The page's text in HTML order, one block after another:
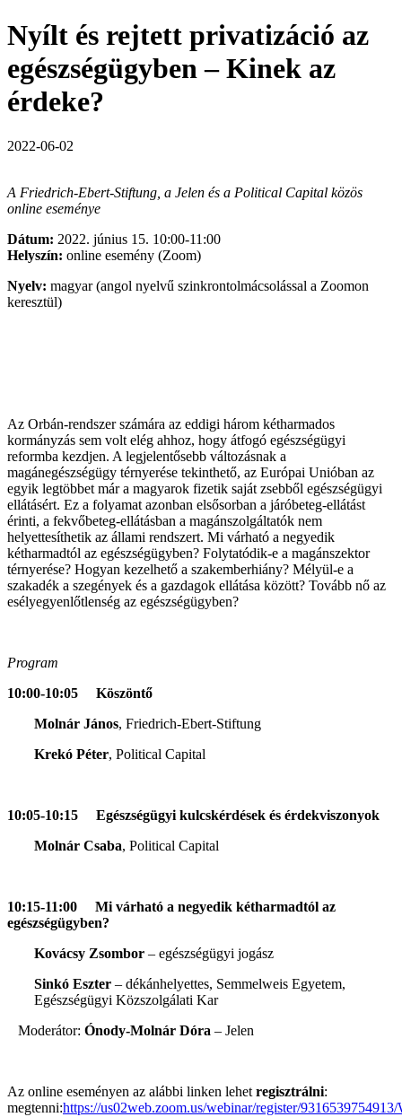
Nyílt és rejtett privatizáció az
egészségügyben – Kinek az
érdeke?
2022-06-02
A Friedrich-Ebert-Stiftung, a Jelen és a Political Capital közös
online eseménye
Dátum: 2022. június 15. 10:00-11:00
Helyszín: online esemény (Zoom)
Nyelv: magyar (angol nyelvű szinkrontolmácsolással a Zoomon
keresztül)
Az Orbán-rendszer számára az eddigi három kétharmados
kormányzás sem volt elég ahhoz, hogy átfogó egészségügyi
reformba kezdjen. A legjelentősebb változásnak a
magánegészségügy térnyerése tekinthető, az Európai Unióban az
egyik legtöbbet már a magyarok fizetik saját zsebből egészségügyi
ellátásért. Ez a folyamat azonban elsősorban a járóbeteg-ellátást
érinti, a fekvőbeteg-ellátásban a magánszolgáltatók nem
helyettesíthetik az állami rendszert. Mi várható a negyedik
kétharmadtól az egészségügyben? Folytatódik-e a magánszektor
térnyerése? Hogyan kezelhető a szakemberhiány? Mélyül-e a
szakadék a szegények és a gazdagok ellátása között? Tovább nő az
esélyegyenlőtlenség az egészségügyben?
Program
10:00-10:05 Köszöntő
Molnár János, Friedrich-Ebert-Stiftung
Krekó Péter, Political Capital
10:05-10:15 Egészségügyi kulcskérdések és érdekviszonyok
Molnár Csaba, Political Capital
10:15-11:00
Mi várható a negyedik kétharmadtól az
egészségügyben?
Kovácsy Zsombor – egészségügyi jogász
Sinkó Eszter – dékánhelyettes, Semmelweis Egyetem,
Egészségügyi Közszolgálati Kar
Moderátor: Ónody-Molnár Dóra – Jelen
Az online eseményen az alábbi linken lehet regisztrálni:
megtenni:https://us02web.zoom.us/webinar/register/